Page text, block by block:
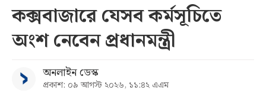
কক্সবাজারে যেসব কর্মসূচিতে
অংশ নেবেন প্রধানমন্ত্রী
অনলাইন ডেস্ক
প্রকাশ: ০৯ আগস্ট ২০২৬, ১১:৪২ এএম